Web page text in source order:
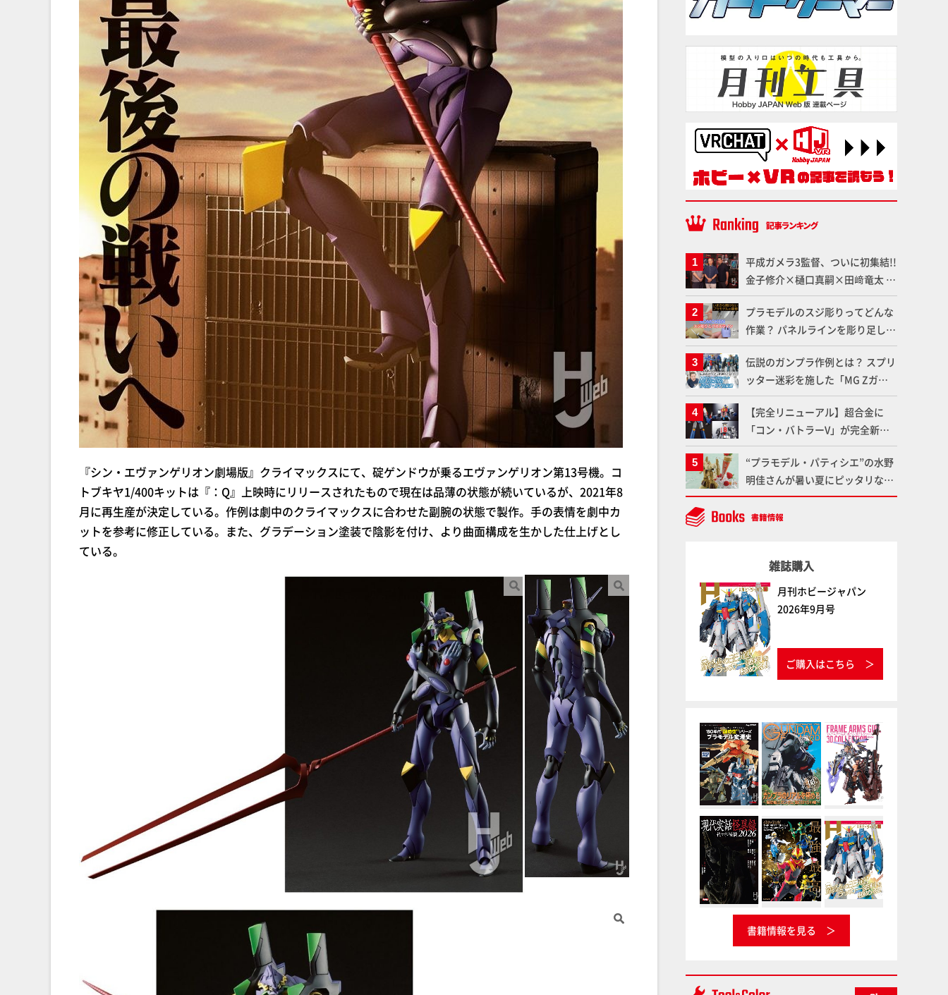
『シン・エヴァンゲリオン劇場版』クライマックスにて、碇ゲンドウが乗るエヴァンゲリオン第13号機。コ
トブキヤ1/400キットは『：Q』上映時にリリースされたもので現在は品薄の状態が続いているが、2021年8
月に再生産が決定している。作例は劇中のクライマックスに合わせた副腕の状態で製作。手の表情を劇中カ
ットを参考に修正している。また、グラデーション塗装で陰影を付け、より曲面構成を生かした仕上げとし
ている。
平成ガメラ3監督、ついに初集結!!
金子修介×樋口真嗣×田﨑竜太 4
体のガメラを未来へつなぐ特別鼎
談「ガメラ永久保存化プロジェク
ト FINAL」
プラモデルのスジ彫りってどんな
作業？ パネルラインを彫り足して
作品を映えさせよう！【いまさら
聞けないプラモデルの基礎：スジ
彫りとパネルライン】
伝説のガンプラ作例とは？ スプリ
ッター迷彩を施した「MG Zガン
ダム アムロ・レイ仕様機」をMAX
渡辺がふたたび塗る!!【試し読
み】
【完全リニューアル】超合金に
「コン・バトラーV」が完全新規
造形で登場！気になる仕様を試作
品の撮り下ろしでご紹介!!さらに
「大鉄人17」＆「ワンエイト」セ
ット情報もお届け！【超合金の
魂】
“プラモデル・パティシエ”の水野
明佳さんが暑い夏にピッタリな
「リック・ディアス〜アイス
ver.〜」を製作【ガンダムフォワ
雑誌購入
月刊ホビージャパン
2026年9月号
ご購入はこちら
書籍情報を見る